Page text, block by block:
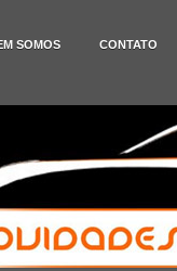
SOMOS CONTATO